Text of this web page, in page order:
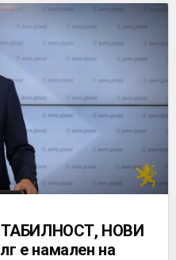
НОВИ
е намален на